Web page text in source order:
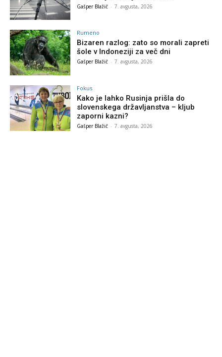
Gašper Blažič - 7. avgusta, 2026
Rumeno
Bizaren razlog: zato so morali zapreti
šole v Indoneziji za več dni
Gašper Blažič - 7. avgusta, 2026
Fokus
Kako je lahko Rusinja prišla do
slovenskega državljanstva – kljub
zaporni kazni?
Gašper Blažič - 7. avgusta, 2026